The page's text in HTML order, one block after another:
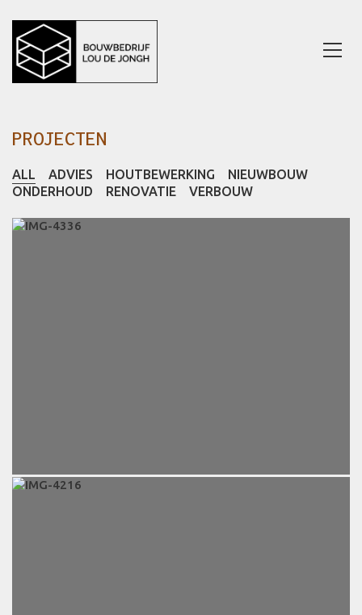
PROJECTEN
ALL ADVIES HOUTBEWERKING
NIEUWBOUW
ONDERHOUD
RENOVATIE VERBOUW